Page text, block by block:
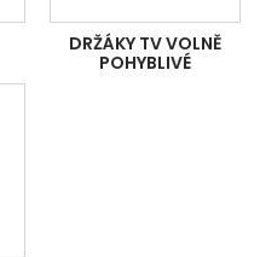
DRŽÁKY TV VOLNĚ
POHYBLIVÉ